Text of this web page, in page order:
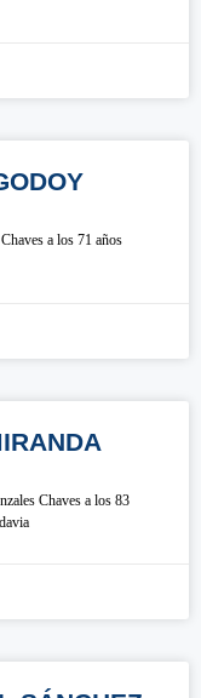
a los 71 años
Chaves a los 83